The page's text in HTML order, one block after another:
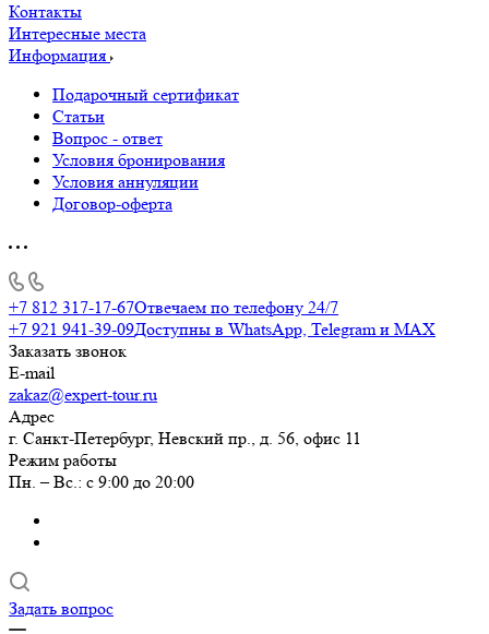
Контакты
Интересные места
Информация
Подарочный сертификат
Статьи
Вопрос - ответ
Условия бронирования
Условия аннуляции
Договор-оферта
+7 812 317-17-67Отвечаем по телефону 24/7
+7 921 941-39-09Доступны в WhatsApp, Telegram и MAX
Заказать звонок
E-mail
zakaz@expert-tour.ru
Адрес
г. Санкт-Петербург, Невский пр., д. 56, офис 11
Режим работы
Пн. – Вс.: с 9:00 до 20:00
Задать вопрос